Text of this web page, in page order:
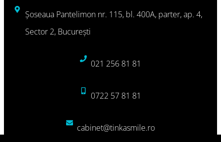
Şoseaua Pantelimon nr. 115, bl. 400A, parter, ap. 4,
Sector 2, Bucureşti
021 256 81 81
0722 57 81 81
cabinet@tinkasmile.ro